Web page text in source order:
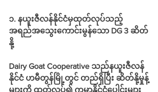
၁. နယူးဇီလန်နိုင်ငံမှထုတ်လုပ်သည့်
အရည်အသွေးကောင်းမွန်သော DG 3 ဆိတ်
နို့
Dairy Goat Cooperative သည်နယူးဇီလန်
နိုင်ငံ ဟမီတွန်မြို့တွင် တည်ရှိပြီး ဆိတ်နို့မှုန့်
များကို ထုတ်လုပ်၍ ကမ္ဘာ့နိုင်ငံပေါင်းများ